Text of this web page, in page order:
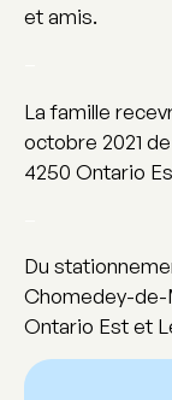
et amis.
La famille
octobre 2021
4250 Ontario
Du
Chomedey-de-
Ontario Est et